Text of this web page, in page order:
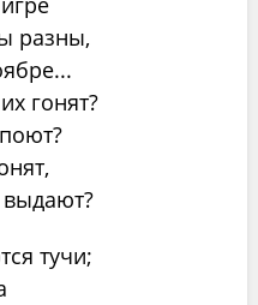
разны,
гонят?
тучи;